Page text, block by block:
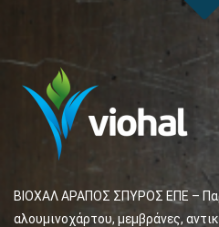
ΒΙΟΧΑΛ ΑΡΑΠΟΣ ΣΠΥΡΟΣ ΕΠΕ –
αλουμινοχάρτου, μεμβράνες,